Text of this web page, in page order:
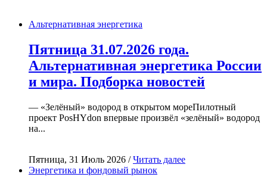
Альтернативная энергетика
Пятница 31.07.2026 года.
Альтернативная энергетика России
и мира. Подборка новостей
— «Зелёный» водород в открытом мореПилотный
проект PosHYdon впервые произвёл «зелёный» водород
на...
Пятница, 31 Июль 2026 /Читать далее
Энергетика и фондовый рынок